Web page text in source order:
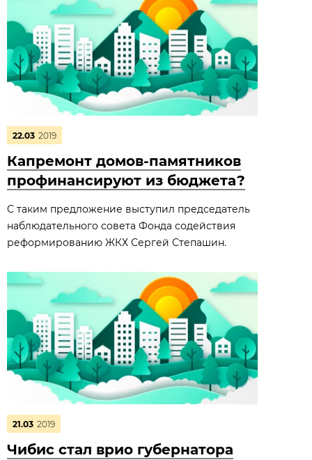
22.03 2019
Капремонт домов-памятников
профинансируют из бюджета?
С таким предложение выступил председатель
наблюдательного совета Фонда содействия
реформированию ЖКХ Сергей Степашин.
21.03 2019
Чибис стал врио губернатора